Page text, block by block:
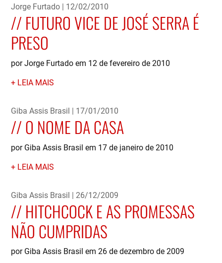
Jorge Furtado 12/02/2010
FUTURO VICE DE JOSÉ SERRA É
PRESO
por Jorge Furtado em 12 de fevereiro de 2010
LEIA MAIS
Giba Assis Brasil 17/01/2010
O NOME DA CASA
por Giba Assis Brasil em 17 de janeiro de 2010
LEIA MAIS
Giba Assis Brasil 26/12/2009
HITCHCOCK E AS PROMESSAS
NÃO CUMPRIDAS
por Giba Assis Brasil em 26 de dezembro de 2009